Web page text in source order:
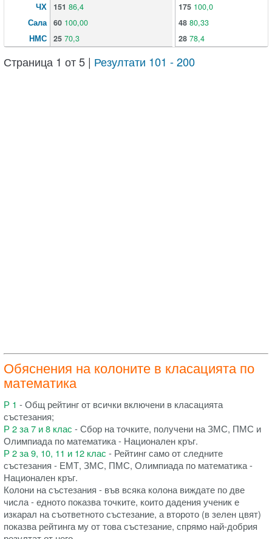
ЧХ
Сала
НМС
151 86,4
60 100,00
25 70,3
175 100,0
48 80,33
28 78,4
Страница 1 от 5 | Резултати 101 - 200
Обяснения на колоните в класацията по
математика
Р 1 - Общ рейтинг от всички включени в класацията
състезания;
Р 2 за 7 и 8 клас - Сбор на точките, получени на ЗМС, ПМС и
Олимпиада по математика - Национален кръг.
Р 2 за 9, 10, 11 и 12 клас - Рейтинг само от следните
състезания - ЕМТ, ЗМС, ПМС, Олимпиада по математика -
Национален кръг.
Колони на състезания - във всяка колона виждате по две
числа - едното показва точките, които дадения ученик е
изкарал на съответното състезание, а второто (в зелен цвят)
показва рейтинга му от това състезание, спрямо най-добрия